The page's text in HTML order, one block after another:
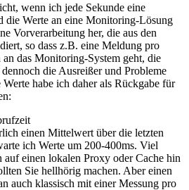
wenn ich jede Sekunde eine
die Werte an eine Monitoring-Lösung
Vorverarbeitung her, die aus den
so dass z.B. eine Meldung pro
das Monitoring-System geht, die
die Ausreißer und Probleme
habe ich daher als Rückgabe für
einen Mittelwert über die letzten
ich Werte um 200-400ms. Viel
auf einen lokalen Proxy oder Cache hin
Sie hellhörig machen. Aber einen
auch klassisch mit einer Messung pro